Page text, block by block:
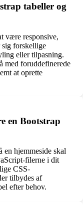
tabeller og
være responsive,
sig forskellige
eller tilpasning.
med foruddefinerede
at oprette
en Bootstrap
en hjemmeside skal
filerne i dit
CSS-
tilbydes af
efter behov.